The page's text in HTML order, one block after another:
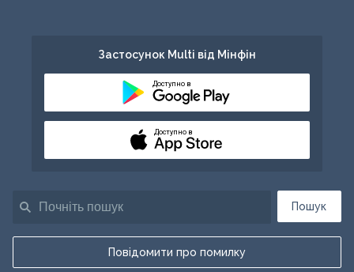
Пошук
Повідомити про помилку
Застосунок Multi від Мінфін
Доступно в
Доступно в